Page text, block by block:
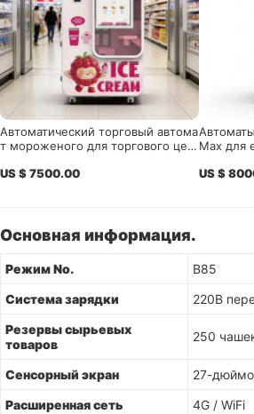
Автоматический торговый автома
т мороженого для торгового цен
ние мороженое машина 2026
US $ 7500.00
Max для
тров,
US $
Основная информация.
Режим No. B85
Система зарядки
220В
Резервы сырьевых
товаров
250
Сенсорный экран 27-
Расширенная сеть
4G / WiFi